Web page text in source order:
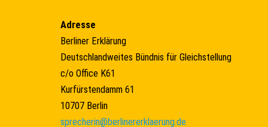
Adresse
Berliner Erklärung
Deutschlandweites Bündnis für Gleichstellung
c/o Office K61
Kurfürstendamm 61
10707 Berlin
sprecherin@berlinererklaerung.de